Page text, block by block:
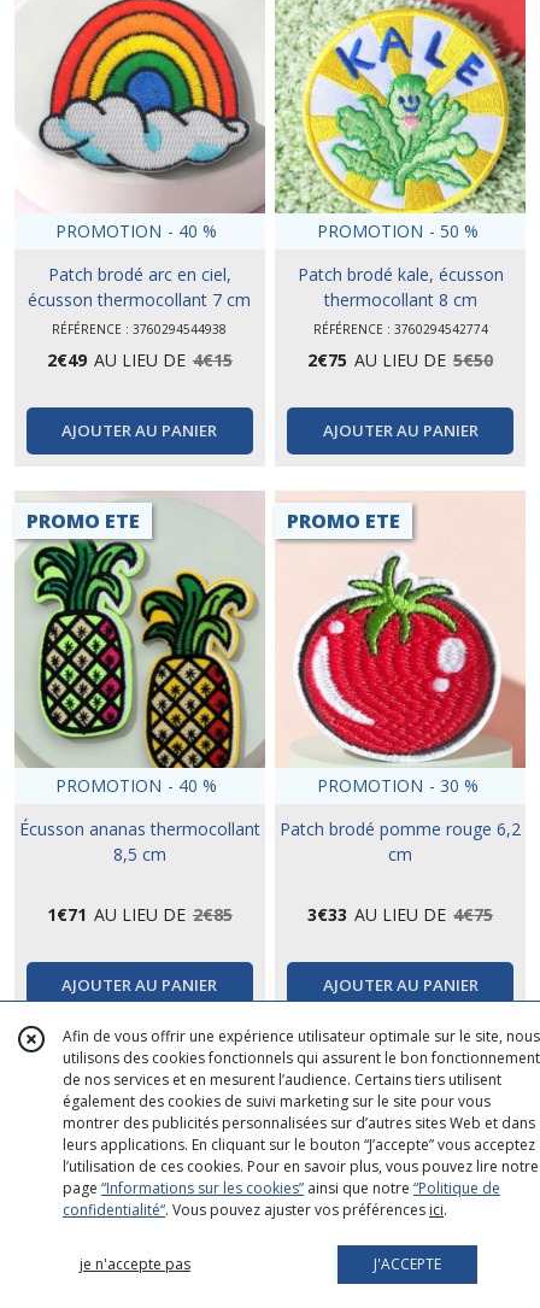
PROMOTION - 40 %
Patch brodé arc en ciel,
écusson thermocollant 7 cm
RÉFÉRENCE : 3760294544938
2€49 AU LIEU DE 4€15
AJOUTER AU PANIER
PROMOTION - 50 %
Patch brodé kale, écusson
thermocollant 8 cm
RÉFÉRENCE : 3760294542774
2€75 AU LIEU DE 5€50
AJOUTER AU PANIER
PROMO ETE
PROMOTION - 40 %
Écusson ananas thermocollant
8,5 cm
1€71 AU LIEU DE 2€85
AJOUTER AU PANIER
PROMO ETE
PROMOTION - 30 %
Patch brodé pomme rouge 6,2
cm
3€33 AU LIEU DE 4€75
AJOUTER AU PANIER
PROMO ETE PROMO ETE
Afin de vous offrir une expérience utilisateur optimale sur le site, nous
utilisons des cookies fonctionnels qui assurent le bon fonctionnement
de nos services et en mesurent l’audience. Certains tiers utilisent
également des cookies de suivi marketing sur le site pour vous
montrer des publicités personnalisées sur d’autres sites Web et dans
leurs applications. En cliquant sur le bouton “J’accepte” vous acceptez
l’utilisation de ces cookies. Pour en savoir plus, vous pouvez lire notre
page “Informations sur les cookies” ainsi que notre “Politique de
confidentialité“. Vous pouvez ajuster vos préférences ici.
je n'accepte pas J'ACCEPTE